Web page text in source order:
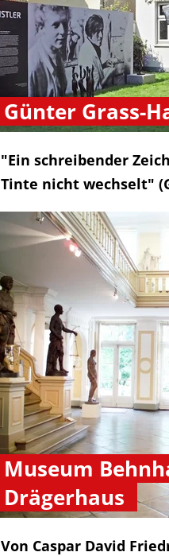
Günter Grass-
"Ein schreibender
Tinte nicht wechselt"
Museum
Drägerhaus
Von Caspar David